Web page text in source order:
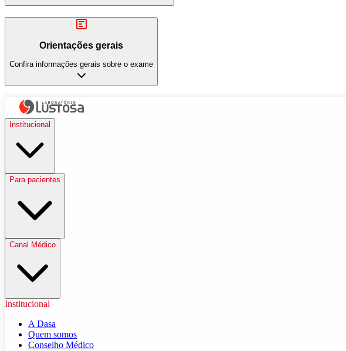
Orientações gerais
Confira informações gerais sobre o exame
Institucional
Para pacientes
Canal Médico
Institucional
A Dasa
Quem somos
Conselho Médico